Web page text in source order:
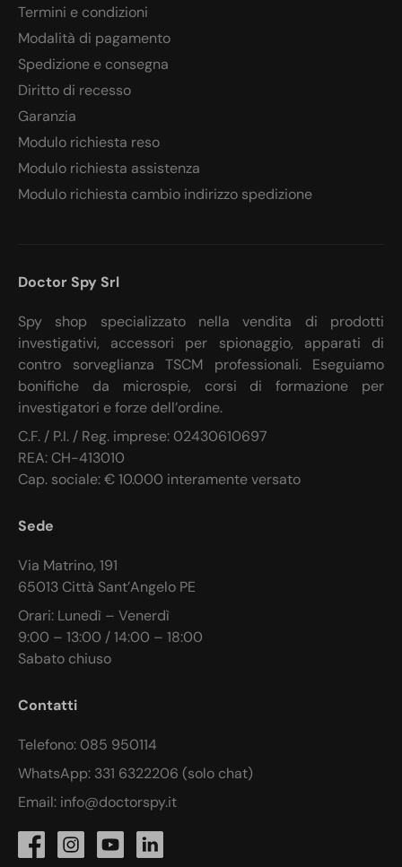
Termini e condizioni
Modalità di pagamento
Spedizione e consegna
Diritto di recesso
Garanzia
Modulo richiesta reso
Modulo richiesta assistenza
Modulo richiesta cambio indirizzo spedizione
Doctor Spy Srl
Spy shop specializzato nella vendita di prodotti
investigativi, accessori per spionaggio, apparati di
contro sorveglianza TSCM professionali. Eseguiamo
bonifiche da microspie, corsi di formazione per
investigatori e forze dell’ordine.
C.F. / P.I. / Reg. imprese: 02430610697
REA: CH-413010
Cap. sociale: € 10.000 interamente versato
Sede
Via Matrino, 191
65013 Città Sant’Angelo PE
Orari: Lunedì – Venerdì
9:00 – 13:00 / 14:00 – 18:00
Sabato chiuso
Contatti
Telefono: 085 950114
WhatsApp: 331 6322206 (solo chat)
Email: info@doctorspy.it